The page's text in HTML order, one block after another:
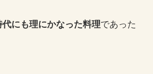
にも理にかなった料理であった